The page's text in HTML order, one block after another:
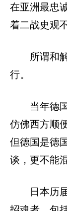
在亚洲最忠
着二战史观
所谓和
行。
当年德
仿佛西方顺
但德国是德
谈，更不能
日本历